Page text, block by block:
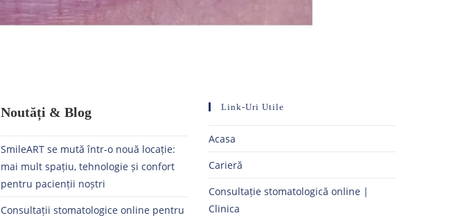
Noutăți & Blog
SmileART se mută într-o nouă locație:
mai mult spațiu, tehnologie și confort
pentru pacienții noștri
Consultații stomatologice online pentru
Link-Uri Utile
Acasa
Carieră
Consultație stomatologică online |
Clinica